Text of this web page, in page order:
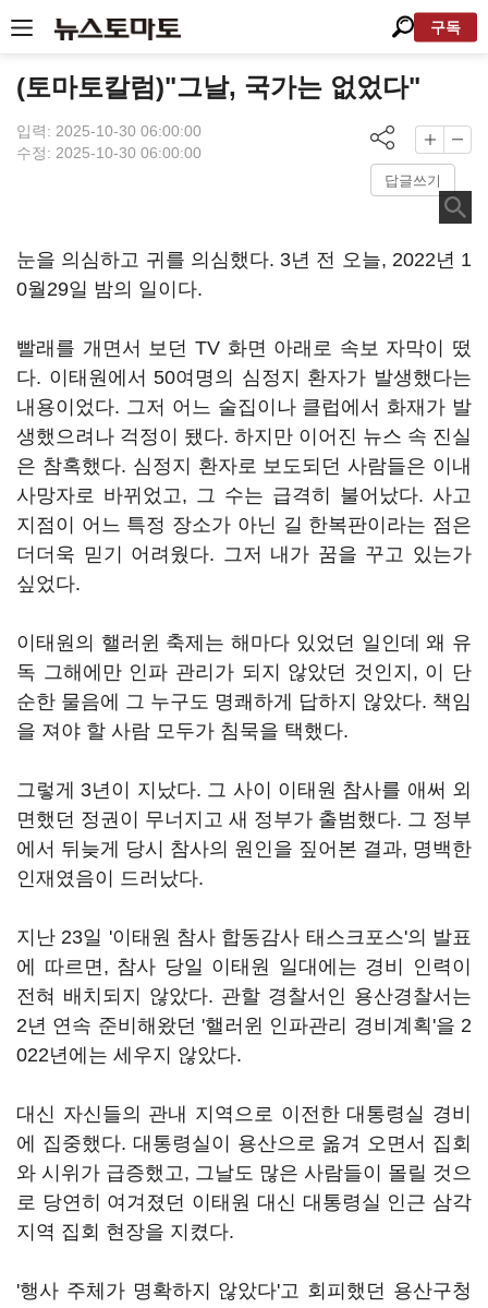
구독
(토마토칼럼)"그날, 국가는 없었다"
입력: 2025-10-30 06:00:00
수정: 2025-10-30 06:00:00
답글쓰기
눈을 의심하고 귀를 의심했다. 3년 전 오늘, 2022년 1
0월29일 밤의 일이다.
빨래를 개면서 보던 TV 화면 아래로 속보 자막이 떴
다. 이태원에서 50여명의 심정지 환자가 발생했다는
내용이었다. 그저 어느 술집이나 클럽에서 화재가 발
생했으려나 걱정이 됐다. 하지만 이어진 뉴스 속 진실
은 참혹했다. 심정지 환자로 보도되던 사람들은 이내
사망자로 바뀌었고, 그 수는 급격히 불어났다. 사고
지점이 어느 특정 장소가 아닌 길 한복판이라는 점은
더더욱 믿기 어려웠다. 그저 내가 꿈을 꾸고 있는가
싶었다.
이태원의 핼러윈 축제는 해마다 있었던 일인데 왜 유
독 그해에만 인파 관리가 되지 않았던 것인지, 이 단
순한 물음에 그 누구도 명쾌하게 답하지 않았다. 책임
을 져야 할 사람 모두가 침묵을 택했다.
그렇게 3년이 지났다. 그 사이 이태원 참사를 애써 외
면했던 정권이 무너지고 새 정부가 출범했다. 그 정부
에서 뒤늦게 당시 참사의 원인을 짚어본 결과, 명백한
인재였음이 드러났다.
지난 23일 '이태원 참사 합동감사 태스크포스'의 발표
에 따르면, 참사 당일 이태원 일대에는 경비 인력이
전혀 배치되지 않았다. 관할 경찰서인 용산경찰서는
2년 연속 준비해왔던 '핼러윈 인파관리 경비계획'을 2
022년에는 세우지 않았다.
대신 자신들의 관내 지역으로 이전한 대통령실 경비
에 집중했다. 대통령실이 용산으로 옮겨 오면서 집회
와 시위가 급증했고, 그날도 많은 사람들이 몰릴 것으
로 당연히 여겨졌던 이태원 대신 대통령실 인근 삼각
지역 집회 현장을 지켰다.
'행사 주체가 명확하지 않았다'고 회피했던 용산구청